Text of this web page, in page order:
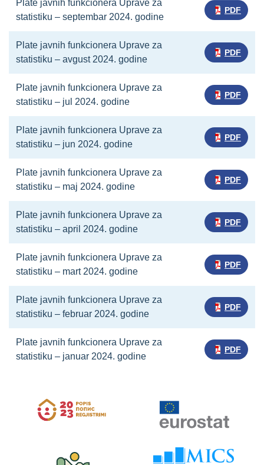
Plate javnih funkcionera Uprave za
statistiku – septembar 2024. godine
PDF
Plate javnih funkcionera Uprave za
statistiku – avgust 2024. godine
PDF
Plate javnih funkcionera Uprave za
statistiku – jul 2024. godine
PDF
Plate javnih funkcionera Uprave za
statistiku – jun 2024. godine
PDF
Plate javnih funkcionera Uprave za
statistiku – maj 2024. godine
PDF
Plate javnih funkcionera Uprave za
statistiku – april 2024. godine
PDF
Plate javnih funkcionera Uprave za
statistiku – mart 2024. godine
PDF
Plate javnih funkcionera Uprave za
statistiku – februar 2024. godine
PDF
Plate javnih funkcionera Uprave za
statistiku – januar 2024. godine
PDF